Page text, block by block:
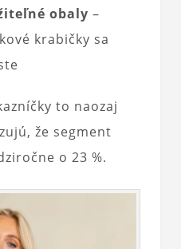
obaly –
krabičky sa
to naozaj
že segment
o 23 %.